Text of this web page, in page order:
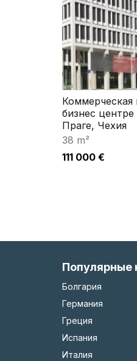
бизнес
Праге, Чехия
38 m²
111 000 €
Популярные
Болгария
Германия
Греция
Испания
Италия